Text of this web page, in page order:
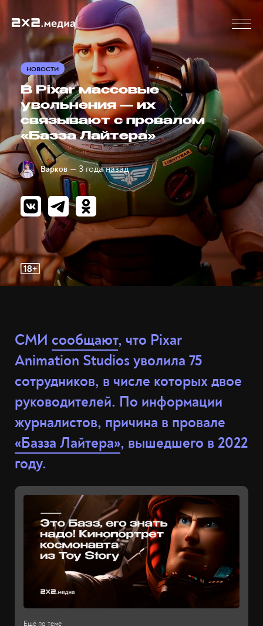
НОВОСТИ
В Pixar массовые
увольнения — их
связывают с провалом
«Базза Лайтера»
Варков — 3 года назад
СМИ сообщают, что Pixar
Animation Studios уволила 75
сотрудников, в числе которых двое
руководителей. По информации
журналистов, причина в провале
«Базза Лайтера», вышедшего в 2022
году.